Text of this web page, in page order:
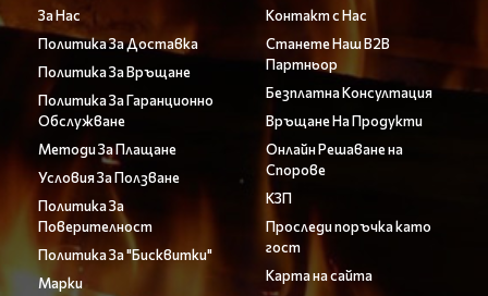
За Нас
Политика За Доставка
Политика За Връщане
Политика За Гаранционно
Обслужване
Методи За Плащане
Условия За Ползване
Политика За
Поверителност
Политика За "Бисквитки"
Марки
Контакт с Нас
Станете Наш B2B
Партньор
Безплатна Консултация
Връщане На Продукти
Онлайн Решаване на
Спорове
КЗП
Проследи поръчка като
гост
Карта на сайта